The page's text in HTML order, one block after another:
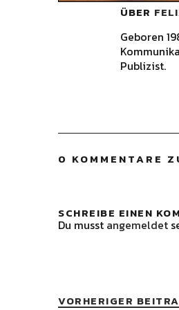
ÜBER
Geboren
Publizist.
0 KOMMENTARE
SCHREIBE EINEN
Du musst angemeldet
VORHERIGER